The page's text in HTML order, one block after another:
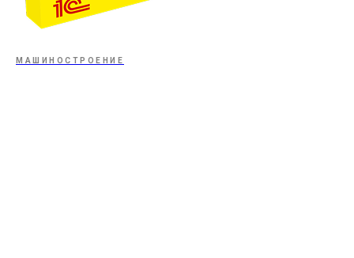
МАШИНОСТРОЕНИЕ